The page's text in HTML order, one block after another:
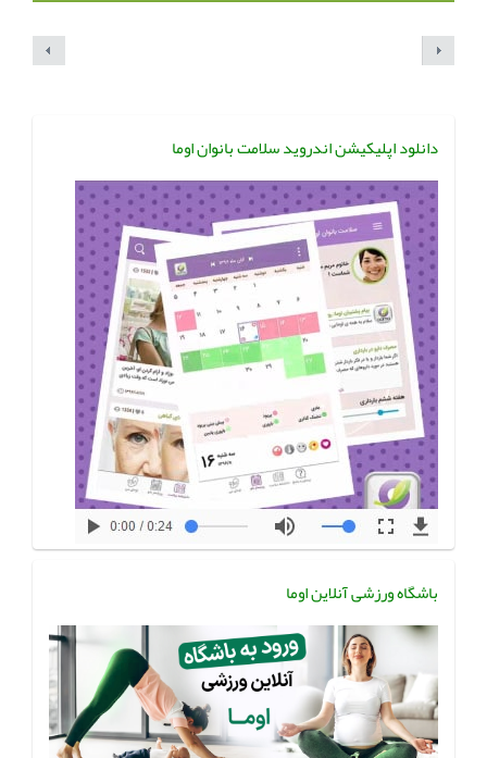
دانلود اپلیکیشن اندروید سلامت بانوان اوما
باشگاه ورزشی آنلاین اوما